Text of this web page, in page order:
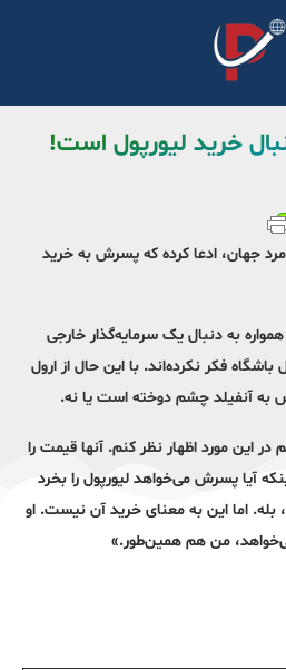
خرید لیورپول است!
جهان، ادعا کرده که پسرش به خرید
همواره به دنبال یک سرمایه‌گذار خارجی
فکر نکرده‌اند. با این حال از ارول
آنفیلد چشم دوخته است یا نه.
در این مورد اظهار نظر کنم. آنها قیمت را
آیا پسرش می‌خواهد لیورپول را بخرد
بله. اما این به معنای خرید آن نیست. او
من هم همین‌طور.»